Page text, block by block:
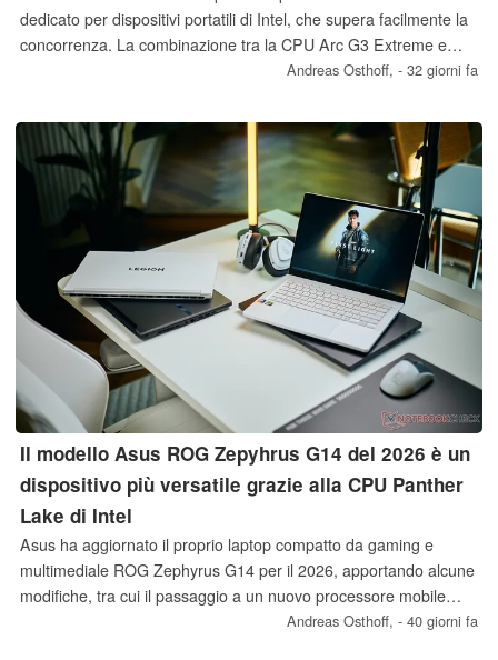
dedicato per dispositivi portatili di Intel, che supera facilmente la
concorrenza. La combinazione tra la CPU Arc G3 Extreme e
l’iGPU Arc B390 raggiunge un livello di prestazioni
AMD ha alcuna possibilità in un confronto diretto delle
prestazioni.
Andreas Osthoff, - 32 giorni fa
Il modello Asus ROG Zepyhrus G14 del 2026 è un
dispositivo più versatile grazie alla CPU Panther
Lake di Intel
Asus ha aggiornato il proprio laptop compatto da gaming e
multimediale ROG Zephyrus G14 per il 2026, apportando alcune
modifiche, tra cui il passaggio a un nuovo processore mobile
Panther Lake di Intel. Grazie ai migliori dati relativi all’efficienza,
Andreas Osthoff, - 40 giorni fa